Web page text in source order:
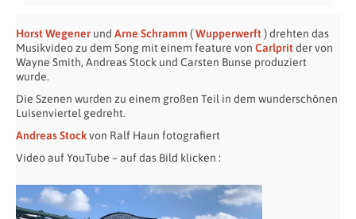
Horst Wegener und Arne Schramm (Wupperwerft) drehten das
Musikvideo zu dem Song mit einem feature von Carlpritder von
Wayne Smith, Andreas Stock und Carsten Bunse produziert
wurde.
Die Szenen wurden zu einem großen Teil in dem wunderschönen
Luisenviertel gedreht.
Andreas Stockvon Ralf Haun fotografiert
Video auf YouTube – auf das Bild klicken :